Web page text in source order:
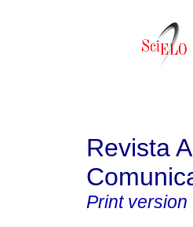
Revista
Print version